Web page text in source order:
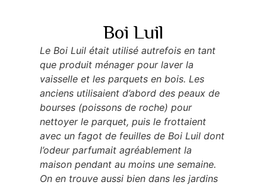
Boi Luil
Le Boi Luil était utilisé autrefois en tant
que produit ménager pour laver la
vaisselle et les parquets en bois. Les
anciens utilisaient d’abord des peaux de
bourses (poissons de roche) pour
nettoyer le parquet, puis le frottaient
avec un fagot de feuilles de Boi Luil dont
l’odeur parfumait agréablement la
maison pendant au moins une semaine.
On en trouve aussi bien dans les jardins